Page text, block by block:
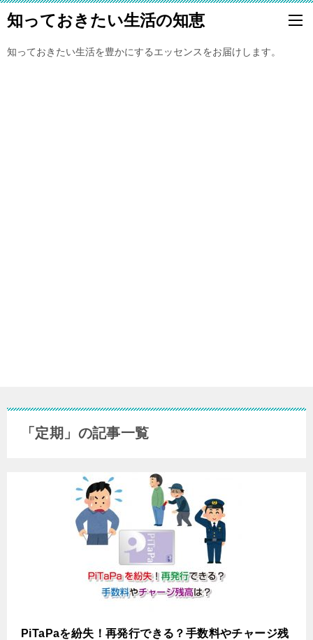
知っておきたい生活の知恵
知っておきたい生活を豊かにするエッセンスをお届けします。
「定期」の記事一覧
PiTaPaを紛失！再発行できる？手数料やチャージ残